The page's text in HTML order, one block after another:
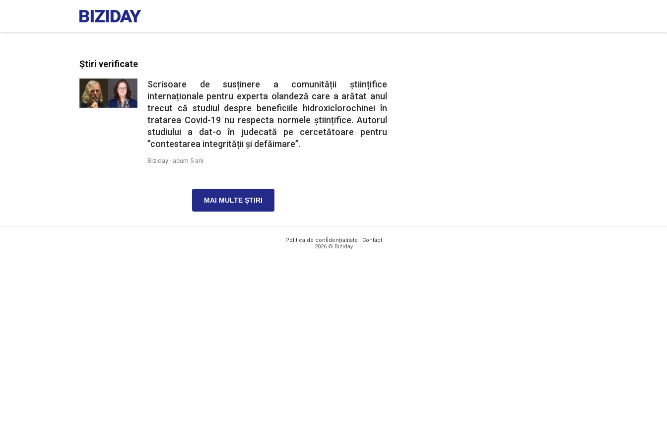
Știri verificate
Scrisoare de susținere a comunității științifice
internaționale pentru experta olandeză care a arătat anul
trecut că studiul despre beneficiile hidroxiclorochinei în
tratarea Covid-19 nu respecta normele științifice. Autorul
studiului a dat-o în judecată pe cercetătoare pentru
”contestarea integrității și defăimare”.
Biziday · acum 5 ani
MAI MULTE ȘTIRI
Politica de confidențialitate · Contact
2026 © Biziday